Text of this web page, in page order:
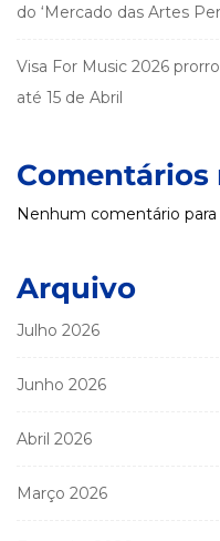
do ‘Mercado das Artes
Visa For Music 2026
até 15 de Abril
Comentários
Nenhum comentário para
Arquivo
Julho 2026
Junho 2026
Abril 2026
Março 2026